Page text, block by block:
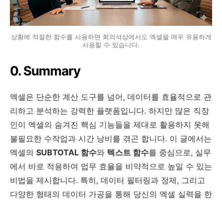
상황에 적절한 함수를 사용하면 회의석상에서도 엑셀을 매우 유용하게
사용할 수 있습니다.
0. Summary
엑셀은 단순한 계산 도구를 넘어, 데이터를 효율적으로 관
리하고 분석하는 강력한 플랫폼입니다. 하지만 많은 직장
인이 엑셀의 숨겨진 핵심 기능들을 제대로 활용하지 못해
불필요한 수작업과 시간 낭비를 겪곤 합니다. 이 글에서는
엑셀의 SUBTOTAL 함수와 텍스트 함수를 중심으로, 실무
에서 바로 적용하여 업무 효율을 비약적으로 높일 수 있는
비법을 제시합니다. 특히, 데이터 필터링과 정제, 그리고
다양한 형태의 데이터 가공을 통해 당신의 엑셀 실력을 한